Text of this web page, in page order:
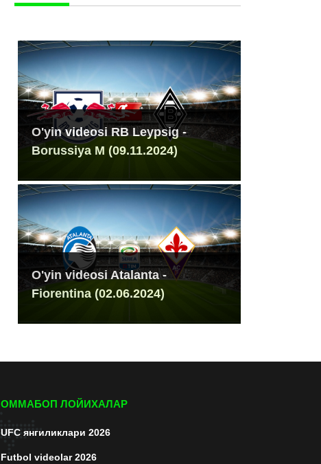
O'yin videosi RB Leypsig -
Borussiya M (09.11.2024)
O'yin videosi Atalanta -
Fiorentina (02.06.2024)
ОММАБОП ЛОЙИХАЛАР
UFC янгиликлари 2026
Futbol videolar 2026